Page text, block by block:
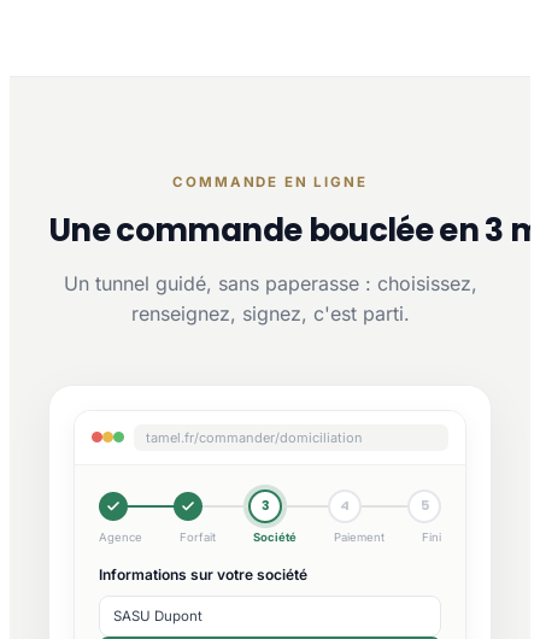
COMMANDE EN LIGNE
Une commande bouclée en 3
Un tunnel guidé, sans paperasse : choisissez,
renseignez, signez, c'est parti.
tamel.fr/commander/domiciliation
3 4 5
Agence Forfait Société Paiement Fini
Informations sur votre société
SASU Dupont